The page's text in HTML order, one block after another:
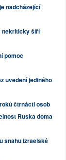
nadcházející
nekriticky šíří
pomoc
uvedení jediného
čtrnácti osob
Ruska doma
snahu izraelské